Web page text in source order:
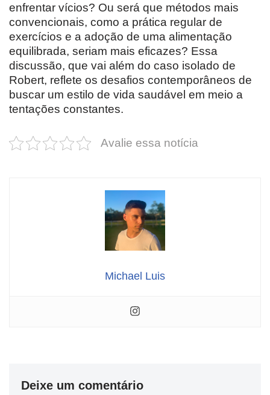
enfrentar vícios? Ou será que métodos mais
convencionais, como a prática regular de
exercícios e a adoção de uma alimentação
equilibrada, seriam mais eficazes? Essa
discussão, que vai além do caso isolado de
Robert, reflete os desafios contemporâneos de
buscar um estilo de vida saudável em meio a
tentações constantes.
Avalie essa notícia
Michael Luis
Deixe um comentário